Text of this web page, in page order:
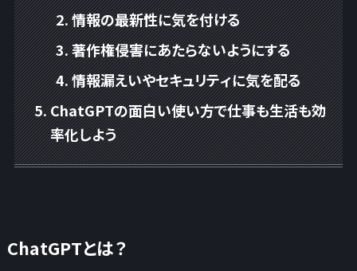
情報の最新性に気を付ける
著作権侵害にあたらないようにする
情報漏えいやセキュリティに気を配る
ChatGPTの面白い使い方で仕事も生活も効
率化しよう
ChatGPTとは？